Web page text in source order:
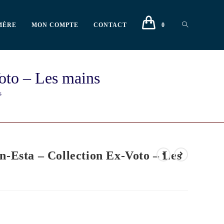
MON COMPTE CONTACT 0
– Les mains
Esta – Collection Ex-Voto – Les